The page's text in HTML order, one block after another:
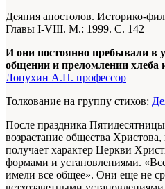
Деяния апостолов. Историко-
Главы I-VIII. М.: 1999. С. 142
И они постоянно пребывали в
общении и преломлении хлеба
Лопухин А.П. профессор
Толкование на группу стихов:
После праздника
возрастание общества
получает характер Церкви
формами и установлениями.
имели все общее». Они еще не